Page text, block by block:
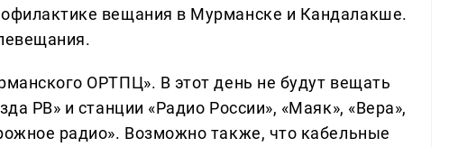
вещания в Мурманске и Кандалакше.
ОРТПЦ». В этот день не будут вещать
РВ» и станции «Радио России», «Маяк», «Вера»,
радио». Возможно также, что кабельные